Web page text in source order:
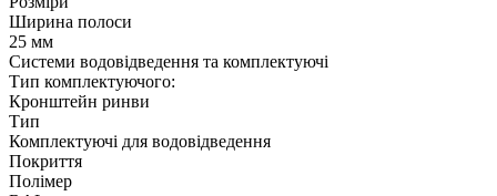
Ширина полоси
25 мм
Системи водовідведення та комплектуючі
Тип комплектуючого:
Кронштейн ринви
Тип
Комплектуючі для водовідведення
Покриття
Полімер